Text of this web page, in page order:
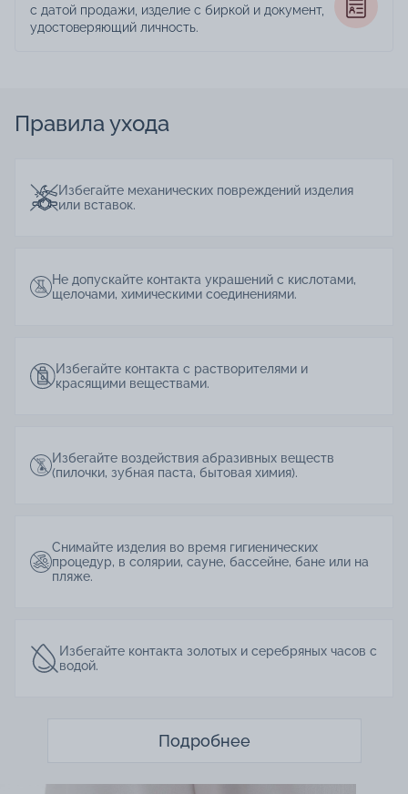
с датой продажи, изделие с биркой и документ,
удостоверяющий личность.
Правила ухода
Избегайте механических повреждений изделия
или вставок.
Не допускайте контакта украшений с кислотами,
щелочами, химическими соединениями.
Избегайте контакта с растворителями и
красящими веществами.
Избегайте воздействия абразивных веществ
(пилочки, зубная паста, бытовая химия).
Снимайте изделия во время гигиенических
процедур, в солярии, сауне, бассейне, бане или на
пляже.
Избегайте контакта золотых и серебряных часов с
водой.
Подробнее